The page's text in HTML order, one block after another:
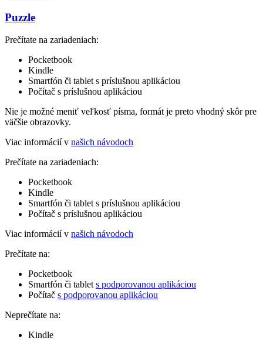
Puzzle
Prečítate na zariadeniach:
Pocketbook
Kindle
Smartfón či tablet s príslušnou aplikáciou
Počítač s príslušnou aplikáciou
Nie je možné meniť veľkosť písma, formát je preto vhodný skôr pre
väčšie obrazovky.
Viac informácií v našich návodoch
Prečítate na zariadeniach:
Pocketbook
Kindle
Smartfón či tablet s príslušnou aplikáciou
Počítač s príslušnou aplikáciou
Viac informácií v našich návodoch
Prečítate na:
Pocketbook
Smartfón či tablet s podporovanou aplikáciou
Počítač s podporovanou aplikáciou
Neprečítate na:
Kindle